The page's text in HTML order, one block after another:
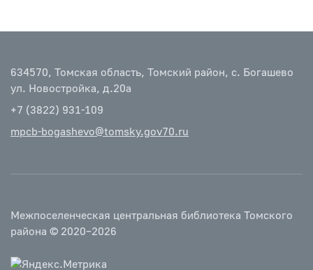
634570, Томская область, Томский район, с. Богашево
ул. Новостройка, д.20а
+7 (3822) 931-109
mpcb-bogashevo@tomsky.gov70.ru
Межпоселенческая центральная библиотека Томского
района © 2020–2026